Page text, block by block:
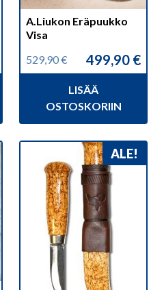
A.Liukon Eräpuukko
Visa
529,90€
Alkuperäinen
529,90 €.
499,90 €
Nykyinen
499,90 €.
LISÄÄ
OSTOSKORIIN
ALE!